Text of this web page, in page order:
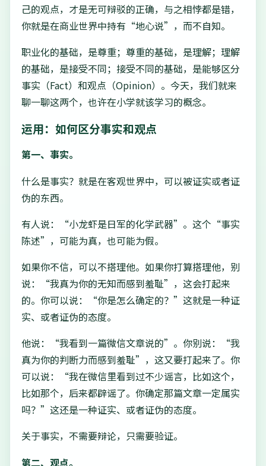
己的观点，才是无可辩驳的正确，与之相悖都是错，
你就是在商业世界中持有“地心说”，而不自知。
职业化的基础，是尊重；尊重的基础，是理解；理解
的基础，是接受不同；接受不同的基础，是能够区分
事实（Fact）和观点（Opinion）。今天，我们就来
聊一聊这两个，也许在小学就该学习的概念。
运用：如何区分事实和观点
第一、事实。
什么是事实？就是在客观世界中，可以被证实或者证
伪的东西。
有人说：“小龙虾是日军的化学武器”。这个“事实
陈述”，可能为真，也可能为假。
如果你不信，可以不搭理他。如果你打算搭理他，别
说：“我真为你的无知而感到羞耻”，这会打起来
的。你可以说：“你是怎么确定的？”这就是一种证
实、或者证伪的态度。
他说：“我看到一篇微信文章说的”。你别说：“我
真为你的判断力而感到羞耻”，这又要打起来了。你
可以说：“我在微信里看到过不少谣言，比如这个，
比如那个，后来都辟谣了。你确定那篇文章一定属实
吗？”这还是一种证实、或者证伪的态度。
关于事实，不需要辩论，只需要验证。
第二、观点。